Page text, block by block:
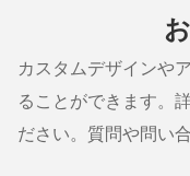
カスタムデザインや
ることができます。
ださい。質問や問い